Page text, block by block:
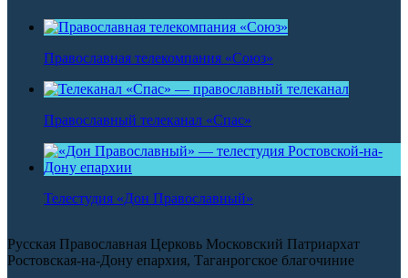
Православная телекомпания «Союз»
Православный телеканал «Спас»
Телестудия «Дон Православный»
Русская Православная Церковь Московский Патриархат
Ростовская-на-Дону епархия, Таганрогское благочиние